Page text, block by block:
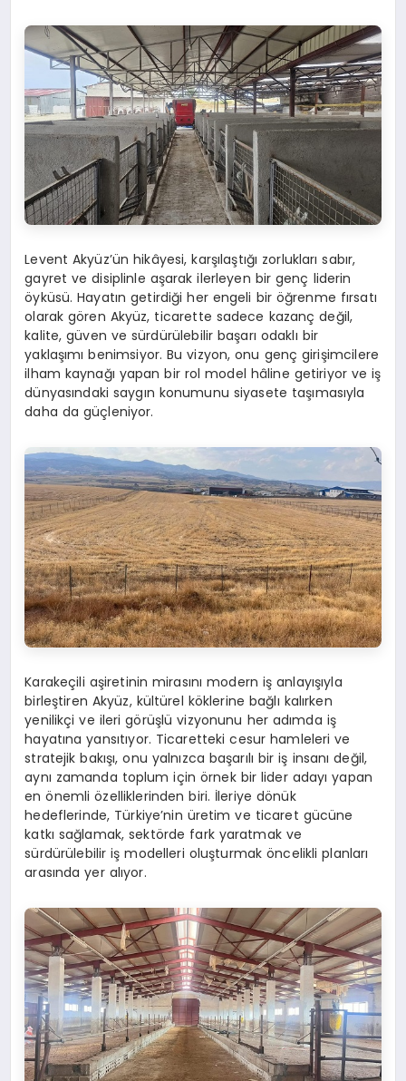
Levent Akyüz’ün hikâyesi, karşılaştığı zorlukları sabır,
gayret ve disiplinle aşarak ilerleyen bir genç liderin
öyküsü. Hayatın getirdiği her engeli bir öğrenme fırsatı
olarak gören Akyüz, ticarette sadece kazanç değil,
kalite, güven ve sürdürülebilir başarı odaklı bir
yaklaşımı benimsiyor. Bu vizyon, onu genç girişimcilere
ilham kaynağı yapan bir rol model hâline getiriyor ve iş
dünyasındaki saygın konumunu siyasete taşımasıyla
daha da güçleniyor.
Karakeçili aşiretinin mirasını modern iş anlayışıyla
birleştiren Akyüz, kültürel köklerine bağlı kalırken
yenilikçi ve ileri görüşlü vizyonunu her adımda iş
hayatına yansıtıyor. Ticaretteki cesur hamleleri ve
stratejik bakışı, onu yalnızca başarılı bir iş insanı değil,
aynı zamanda toplum için örnek bir lider adayı yapan
en önemli özelliklerinden biri. İleriye dönük
hedeflerinde, Türkiye’nin üretim ve ticaret gücüne
katkı sağlamak, sektörde fark yaratmak ve
sürdürülebilir iş modelleri oluşturmak öncelikli planları
arasında yer alıyor.